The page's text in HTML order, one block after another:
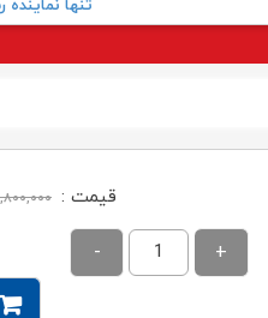
تنها
قیمت :